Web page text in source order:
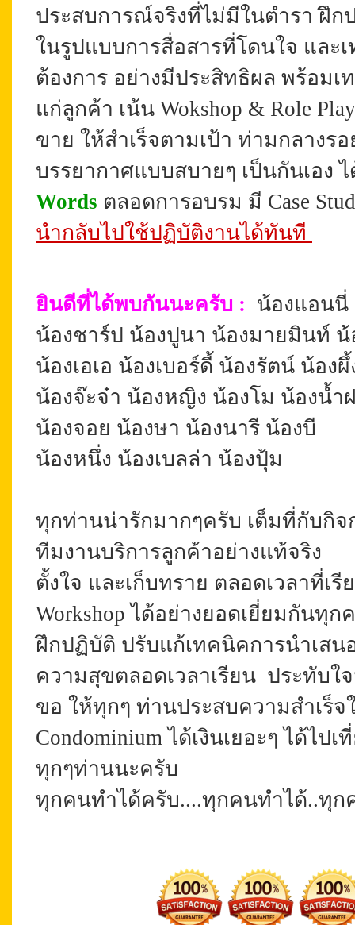
ประสบการณ์จริงที่ไม่มีในตำราฝึก
ในรูปแบบการสื่อสารที่โดนใจ และ
ต้องการ อย่างมีประสิทธิผล พร้อม
แก่ลูกค้า เน้น Wokshop & Role
ขาย ให้สำเร็จตามเป้า ท่ามกลางร
บรรยากาศแบบสบายๆ เป็นกันเอง
Words ตลอดการอบรม มี Case
นำกลับไปใช้ปฏิบัติงานได้ทันที
ยินดีที่ได้พบกันนะครับ : น้องแอนนี่
น้องชาร์ป น้องปูนา น้องมายมินท์ น้
น้องเอเอ น้องเบอร์ดี้ น้องรัตน์ น้องผึ้
น้องจ๊ะจ๋า น้องหญิง น้องโม น้องน้ำ
น้องจอย น้องษา น้องนารี น้องบี
น้องหนึ่ง น้องเบลล่า น้องปุ้ม
ทุกท่านน่ารักมากๆครับ เต็มที่กับกิจ
ทีมงานบริการลูกค้าอย่างแท้จริง
ตั้งใจ และเก็บทราย ตลอดเวลาที่เ
Workshop ได้อย่างยอดเยี่ยมกันทุก
ฝึกปฏิบัติ ปรับแก้เทคนิคการนำเสน
ความสุขตลอดเวลาเรียน ประทับใ
ขอ ให้ทุกๆ ท่านประสบความสำเร็
Condominium ได้เงินเยอะๆ ได้ไ
ทุกๆท่านนะครับ
ทุกคนทำได้ครับ....ทุกคนทำได้..ทุก